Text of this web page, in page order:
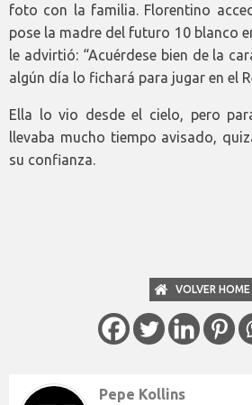
foto con la familia. Florentino
pose la madre del futuro 10 blanco
le advirtió: “Acuérdese bien de la
algún día lo fichará para jugar en el
Ella lo vio desde el cielo, pero
llevaba mucho tiempo avisado,
su confianza.
VOLVER HOME
Pepe Kollins